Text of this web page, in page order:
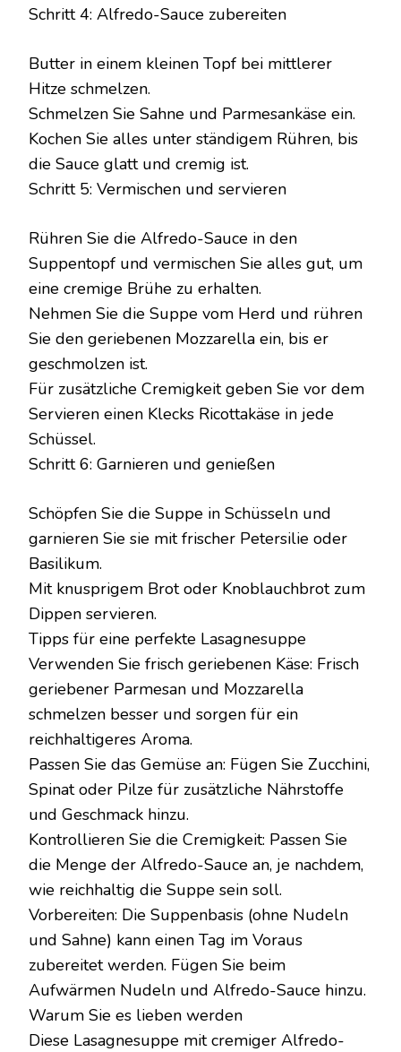
Schritt 4: Alfredo-Sauce zubereiten
Butter in einem kleinen Topf bei mittlerer
Hitze schmelzen.
Schmelzen Sie Sahne und Parmesankäse ein.
Kochen Sie alles unter ständigem Rühren, bis
die Sauce glatt und cremig ist.
Schritt 5: Vermischen und servieren
Rühren Sie die Alfredo-Sauce in den
Suppentopf und vermischen Sie alles gut, um
eine cremige Brühe zu erhalten.
Nehmen Sie die Suppe vom Herd und rühren
Sie den geriebenen Mozzarella ein, bis er
geschmolzen ist.
Für zusätzliche Cremigkeit geben Sie vor dem
Servieren einen Klecks Ricottakäse in jede
Schüssel.
Schritt 6: Garnieren und genießen
Schöpfen Sie die Suppe in Schüsseln und
garnieren Sie sie mit frischer Petersilie oder
Basilikum.
Mit knusprigem Brot oder Knoblauchbrot zum
Dippen servieren.
Tipps für eine perfekte Lasagnesuppe
Verwenden Sie frisch geriebenen Käse: Frisch
geriebener Parmesan und Mozzarella
schmelzen besser und sorgen für ein
reichhaltigeres Aroma.
Passen Sie das Gemüse an: Fügen Sie Zucchini,
Spinat oder Pilze für zusätzliche Nährstoffe
und Geschmack hinzu.
Kontrollieren Sie die Cremigkeit: Passen Sie
die Menge der Alfredo-Sauce an, je nachdem,
wie reichhaltig die Suppe sein soll.
Vorbereiten: Die Suppenbasis (ohne Nudeln
und Sahne) kann einen Tag im Voraus
zubereitet werden. Fügen Sie beim
Aufwärmen Nudeln und Alfredo-Sauce hinzu.
Warum Sie es lieben werden
Diese Lasagnesuppe mit cremiger Alfredo-